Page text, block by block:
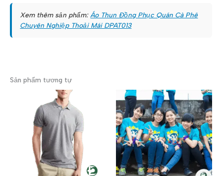
Xem thêm sản phẩm: Áo Thun Đồng Phục Quán Cà Phê
Chuyên Nghiệp Thoải Mái DPAT013
Sản phẩm tương tự